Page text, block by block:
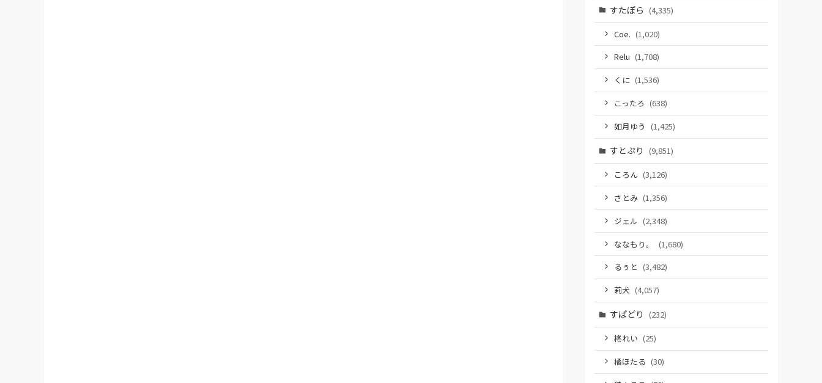
すたぽら (4,335)
Coe. (1,020)
Relu (1,708)
くに (1,536)
こったろ (638)
如月ゆう (1,425)
すとぷり (9,851)
ころん (3,126)
さとみ (1,356)
ジェル (2,348)
ななもり。
(1,680)
るぅと (3,482)
莉犬 (4,057)
すぱどり (232)
柊れい (25)
橘ほたる (30)